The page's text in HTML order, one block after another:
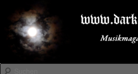
primären
Inhalt
springen
sekundären
Inhalt
springenDARK-FESTIVALS.DE
Suchen